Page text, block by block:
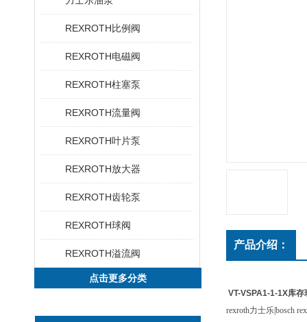
REXROTH比例阀
REXROTH电磁阀
REXROTH柱塞泵
REXROTH流量阀
REXROTH叶片泵
REXROTH放大器
REXROTH齿轮泵
REXROTH球阀
REXROTH溢流阀
点击更多分类
产品介绍：
VT-VSPA1-1-1X库
rexroth力士乐|bosch